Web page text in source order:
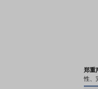
郑重
性、